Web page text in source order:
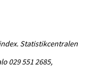
Statistikcentralen
029 551 2685,